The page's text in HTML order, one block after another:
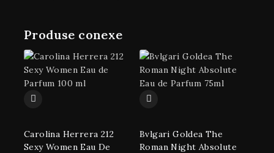
Produse conexe
Carolina Herrera 212
Sexy Women Eau De
Bvlgari Goldea The
Roman Night Absolute